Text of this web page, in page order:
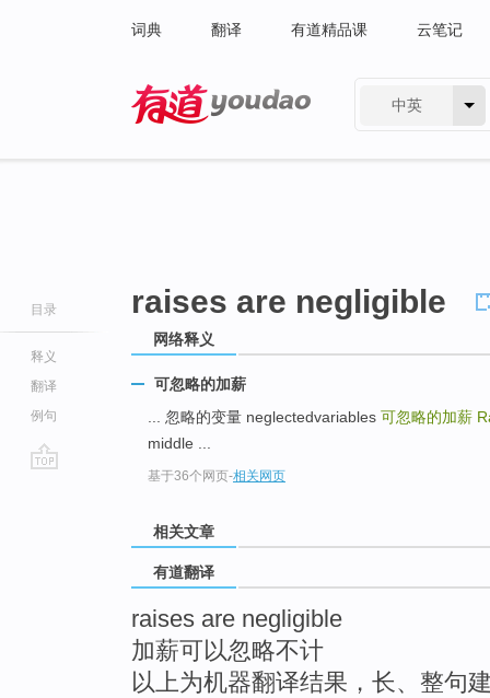
词典 翻译 有道精品课 云笔记
中英
目录
释义
翻译
例句
raises are negligible
网络释义
可忽略的加薪
... 忽略的变量 neglectedvariables 可忽略的加薪
middle ...
基于36个网页-相关网页
相关文章
有道翻译
raises are negligible
加薪可以忽略不计
以上为机器翻译结果，长、整句